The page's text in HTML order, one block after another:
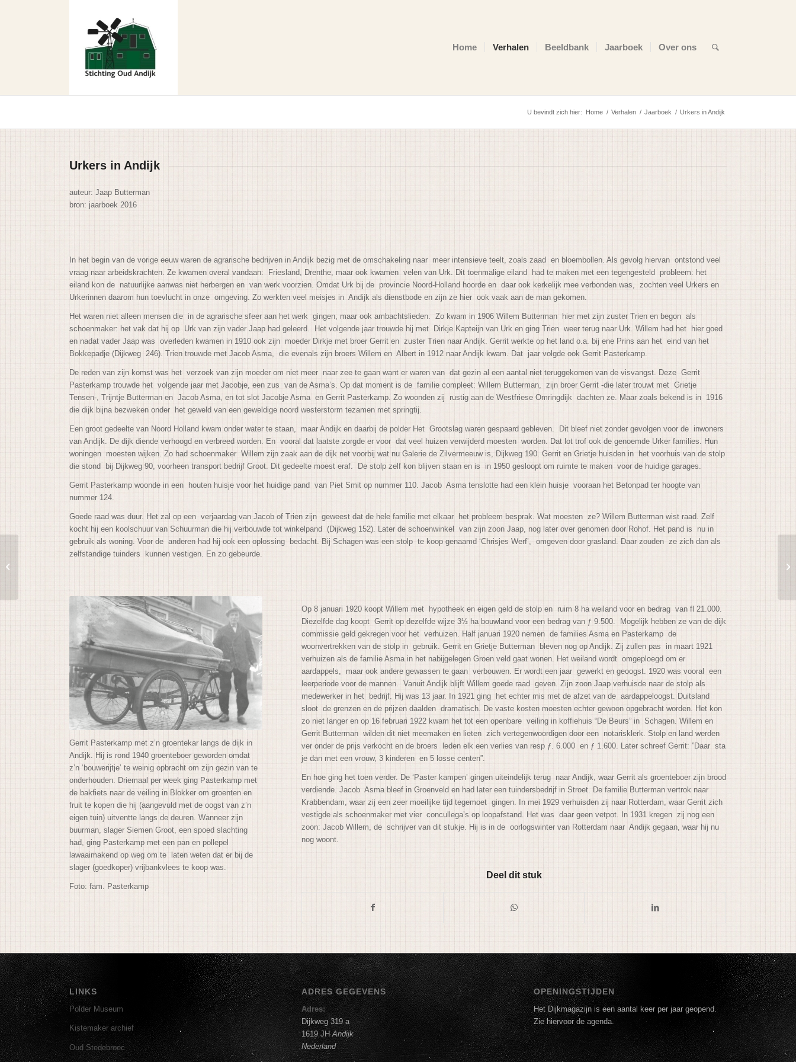
Home Verhalen Beeldbank Jaarboek Over ons
U bevindt zich hier: Home / Verhalen / Jaarboek / Urkers in Andijk
Urkers in Andijk
auteur: Jaap Butterman
bron: jaarboek 2016
In het begin van de vorige eeuw waren de agrarische bedrijven in Andijk bezig met de omschakeling naar meer intensieve teelt, zoals zaad en bloembollen. Als gevolg hiervan ontstond veel
vraag naar arbeidskrachten. Ze kwamen overal vandaan: Friesland, Drenthe, maar ook kwamen velen van Urk. Dit toenmalige eiland had te maken met een tegengesteld probleem: het
eiland kon de natuurlijke aanwas niet herbergen en van werk voorzien. Omdat Urk bij de provincie Noord-Holland hoorde en daar ook kerkelijk mee verbonden was, zochten veel Urkers en
Urkerinnen daarom hun toevlucht in onze omgeving. Zo werkten veel meisjes in Andijk als dienstbode en zijn ze hier ook vaak aan de man gekomen.
Het waren niet alleen mensen die in de agrarische sfeer aan het werk gingen, maar ook ambachtslieden. Zo kwam in 1906 Willem Butterman hier met zijn zuster Trien en begon als
schoenmaker: het vak dat hij op Urk van zijn vader Jaap had geleerd. Het volgende jaar trouwde hij met Dirkje Kapteijn van Urk en ging Trien weer terug naar Urk. Willem had het hier goed
en nadat vader Jaap was overleden kwamen in 1910 ook zijn moeder Dirkje met broer Gerrit en zuster Trien naar Andijk. Gerrit werkte op het land o.a. bij ene Prins aan het eind van het
Bokkepadje (Dijkweg 246). Trien trouwde met Jacob Asma, die evenals zijn broers Willem en Albert in 1912 naar Andijk kwam. Dat jaar volgde ook Gerrit Pasterkamp.
De reden van zijn komst was het verzoek van zijn moeder om niet meer naar zee te gaan want er waren van dat gezin al een aantal niet teruggekomen van de visvangst. Deze Gerrit
Pasterkamp trouwde het volgende jaar met Jacobje, een zus van de Asma’s. Op dat moment is de familie compleet: Willem Butterman, zijn broer Gerrit -die later trouwt met Grietje
Tensen-, Trijntje Butterman en Jacob Asma, en tot slot Jacobje Asma en Gerrit Pasterkamp. Zo woonden zij rustig aan de Westfriese Omringdijk dachten ze. Maar zoals bekend is in 1916
die dijk bijna bezweken onder het geweld van een geweldige noord westerstorm tezamen met springtij.
Een groot gedeelte van Noord Holland kwam onder water te staan, maar Andijk en daarbij de polder Het Grootslag waren gespaard gebleven. Dit bleef niet zonder gevolgen voor de inwoners
van Andijk. De dijk diende verhoogd en verbreed worden. En vooral dat laatste zorgde er voor dat veel huizen verwijderd moesten worden. Dat lot trof ook de genoemde Urker families. Hun
woningen moesten wijken. Zo had schoenmaker Willem zijn zaak aan de dijk net voorbij wat nu Galerie de Zilvermeeuw is, Dijkweg 190. Gerrit en Grietje huisden in het voorhuis van de stolp
die stond bij Dijkweg 90, voorheen transport bedrijf Groot. Dit gedeelte moest eraf. De stolp zelf kon blijven staan en is in 1950 gesloopt om ruimte te maken voor de huidige garages.
Gerrit Pasterkamp woonde in een houten huisje voor het huidige pand van Piet Smit op nummer 110. Jacob Asma tenslotte had een klein huisje vooraan het Betonpad ter hoogte van
nummer 124.
Goede raad was duur. Het zal op een verjaardag van Jacob of Trien zijn geweest dat de hele familie met elkaar het probleem besprak. Wat moesten ze? Willem Butterman wist raad. Zelf
kocht hij een koolschuur van Schuurman die hij verbouwde tot winkelpand (Dijkweg 152). Later de schoenwinkel van zijn zoon Jaap, nog later over genomen door Rohof. Het pand is nu in
gebruik als woning. Voor de anderen had hij ook een oplossing bedacht. Bij Schagen was een stolp te koop genaamd ‘Chrisjes Werf’, omgeven door grasland. Daar zouden ze zich dan als
zelfstandige tuinders kunnen vestigen. En zo gebeurde.
Gerrit Pasterkamp met z’n groentekar langs de dijk in
Andijk. Hij is rond 1940 groenteboer geworden omdat
z’n ‘bouwerijtje’ te weinig opbracht om zijn gezin van te
onderhouden. Driemaal per week ging Pasterkamp met
de bakfiets naar de veiling in Blokker om groenten en
fruit te kopen die hij (aangevuld met de oogst van z’n
eigen tuin) uitventte langs de deuren. Wanneer zijn
buurman, slager Siemen Groot, een spoed slachting
had, ging Pasterkamp met een pan en pollepel
lawaaimakend op weg om te laten weten dat er bij de
slager (goedkoper) vrijbankvlees te koop was.
Foto: fam. Pasterkamp
Op 8 januari 1920 koopt Willem met hypotheek en eigen geld de stolp en ruim 8 ha weiland voor en bedrag van fl 21.000.
Diezelfde dag koopt Gerrit op dezelfde wijze 3½ ha bouwland voor een bedrag van ƒ 9.500. Mogelijk hebben ze van de dijk
commissie geld gekregen voor het verhuizen. Half januari 1920 nemen de families Asma en Pasterkamp de
woonvertrekken van de stolp in gebruik. Gerrit en Grietje Butterman bleven nog op Andijk. Zij zullen pas in maart 1921
verhuizen als de familie Asma in het nabijgelegen Groen veld gaat wonen. Het weiland wordt omgeploegd om er
aardappels, maar ook andere gewassen te gaan verbouwen. Er wordt een jaar gewerkt en geoogst. 1920 was vooral een
leerperiode voor de mannen. Vanuit Andijk blijft Willem goede raad geven. Zijn zoon Jaap verhuisde naar de stolp als
medewerker in het bedrijf. Hij was 13 jaar. In 1921 ging het echter mis met de afzet van de aardappeloogst. Duitsland
sloot de grenzen en de prijzen daalden dramatisch. De vaste kosten moesten echter gewoon opgebracht worden. Het kon
zo niet langer en op 16 februari 1922 kwam het tot een openbare veiling in koffiehuis “De Beurs” in Schagen. Willem en
Gerrit Butterman wilden dit niet meemaken en lieten zich vertegenwoordigen door een notarisklerk. Stolp en land werden
veronder de prijs verkocht en de broers leden elk een verlies van resp ƒ. 6.000 en ƒ 1.600. Later schreef Gerrit: ”Daar sta
je dan met een vrouw, 3 kinderen en 5 losse centen”.
En hoe ging het toen verder. De ‘Paster kampen’ gingen uiteindelijk terug naar Andijk, waar Gerrit als groenteboer zijn brood
verdiende. Jacob Asma bleef in Groenveld en had later een tuindersbedrijf inStroet. De familie Butterman vertrok naar
Krabbendam, waar zij een zeer moeilijke tijd tegemoet gingen. In mei 1929 verhuisden zij naar Rotterdam, waar Gerrit zich
vestigde als schoenmaker met vier concullega’s op loopafstand. Het was daar geen vetpot. In 1931 kregen zij nog een
zoon: Jacob Willem, de schrijver van dit stukje. Hij is in de oorlogswinter van Rotterdam naar Andijk gegaan, waar hij nu
nog woont.
Deel dit stuk
LINKS
Polder Museum
Kistemaker archief
Oud Stedebroec
ADRES GEGEVENS
Adres:
Dijkweg 319 a
1619 JHAndijk
Nederland
OPENINGSTIJDEN
Het Dijkmagazijn is een aantal keer per jaar geopend.
Zie hiervoor de agenda.